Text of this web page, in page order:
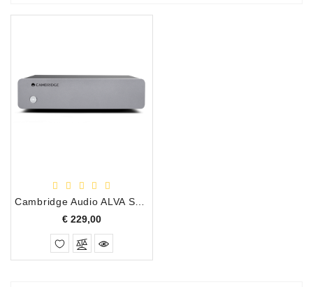
Apparatuur
Slaginstrumenten
Microfoons
Cambridge Audio ALVA Solo MM Phono Preamplifier
€ 229,00Prijs